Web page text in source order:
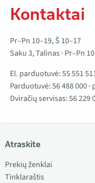
Kontaktai
Pr–Pn 10–19, Š 10–17
Saku 3, Talinas · Pr–Pn
El. parduotuvė:55 551
Parduotuvė:56 488 000·
Dviračių servisas:56 229
Atraskite
Prekių ženklai
Tinklaraštis